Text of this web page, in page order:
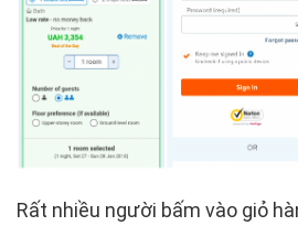
Rất nhiều người bấm vào giỏ